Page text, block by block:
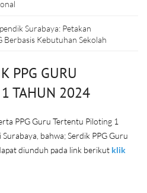
Surabaya: Petakan
Berbasis Kebutuhan Sekolah
PPG GURU
1 TAHUN 2024
PPG Guru Tertentu Piloting 1
bahwa; Serdik PPG Guru
diunduh pada link berikut klik